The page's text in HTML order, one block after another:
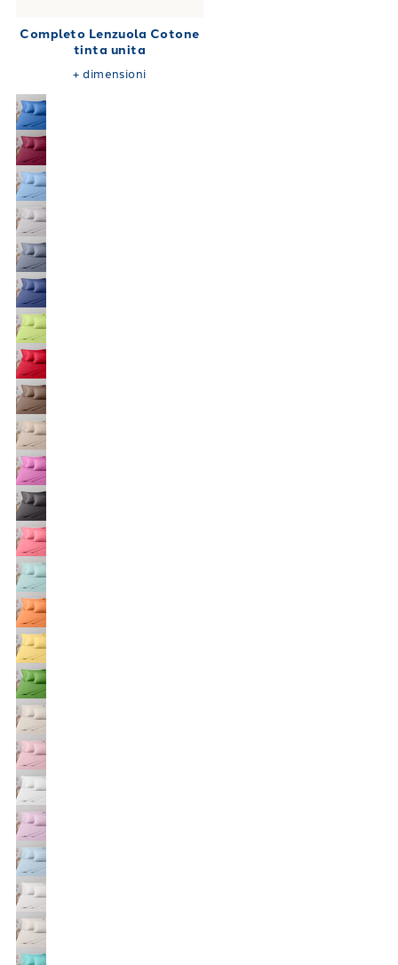
Completo Lenzuola Cotone
tinta unita
+dimensioni